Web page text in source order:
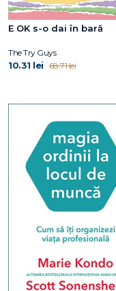
E OK s-o dai în bară
The Try Guys
10.31 lei 68.71 lei